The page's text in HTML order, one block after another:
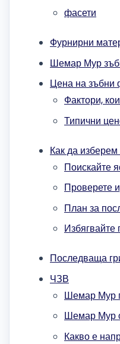
фасети
Фурнирни
Шемар Мур
Цена на зъбни
Фактори,
Типични
Как да
Поискайте
Проверете
План за
Избягвайте
Последваща
ЧЗВ
Шемар Мур
Шемар Мур
Какво е